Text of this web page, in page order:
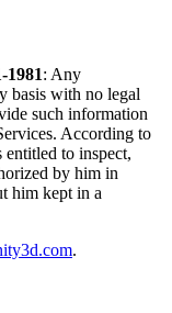
: Any
basis with no legal
such information
According to
to inspect,
by him in
him kept in a
.